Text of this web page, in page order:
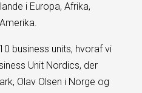
i Europa, Afrika,
business units, hvoraf vi
Unit Nordics, der
Olav Olsen i Norge og